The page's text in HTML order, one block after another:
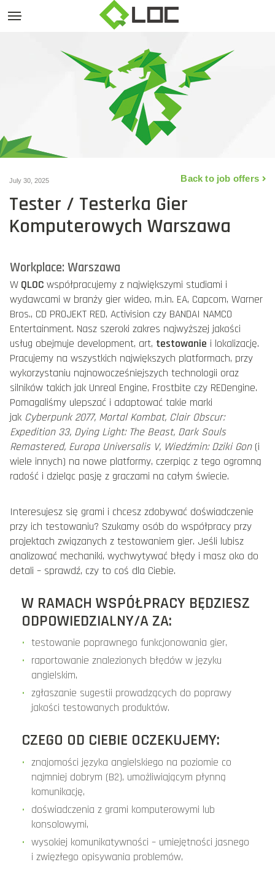
July 30, 2025 Back to job offers
Tester / Testerka Gier
Komputerowych Warszawa
Workplace: Warszawa
W QLOC współpracujemy z największymi studiami i
wydawcami w branży gier wideo, m.in. EA, Capcom, Warner
Bros., CD PROJEKT RED, Activision czy BANDAI NAMCO
Entertainment. Nasz szeroki zakres najwyższej jakości
usług obejmuje development, art, testowanie i lokalizację.
Pracujemy na wszystkich największych platformach, przy
wykorzystaniu najnowocześniejszych technologii oraz
silników takich jak Unreal Engine, Frostbite czy REDengine.
Pomagaliśmy ulepszać i adaptować takie marki
jak Cyberpunk 2077, Mortal Kombat, Clair Obscur:
Expedition 33, Dying Light: The Beast, Dark Souls
Remastered, Europa Universalis V, Wiedźmin: Dziki Gon(i
wiele innych) na nowe platformy, czerpiąc z tego ogromną
radość i dzieląc pasję z graczami na całym świecie.
Interesujesz się grami i chcesz zdobywać doświadczenie
przy ich testowaniu? Szukamy osób do współpracy przy
projektach związanych z testowaniem gier. Jeśli lubisz
analizować mechaniki, wychwytywać błędy i masz oko do
detali – sprawdź, czy to coś dla Ciebie.
W RAMACH WSPÓŁPRACY BĘDZIESZ
ODPOWIEDZIALNY/A ZA:
testowanie poprawnego funkcjonowania gier,
raportowanie znalezionych błędów w języku
angielskim,
zgłaszanie sugestii prowadzących do poprawy
jakości testowanych produktów.
CZEGO OD CIEBIE OCZEKUJEMY:
znajomości języka angielskiego na poziomie co
najmniej dobrym (B2), umożliwiającym płynną
komunikację,
doświadczenia z grami komputerowymi lub
konsolowymi,
wysokiej komunikatywności – umiejętności jasnego
i zwięzłego opisywania problemów,